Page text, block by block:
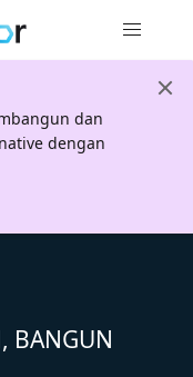
dan
dengan
BANGUN